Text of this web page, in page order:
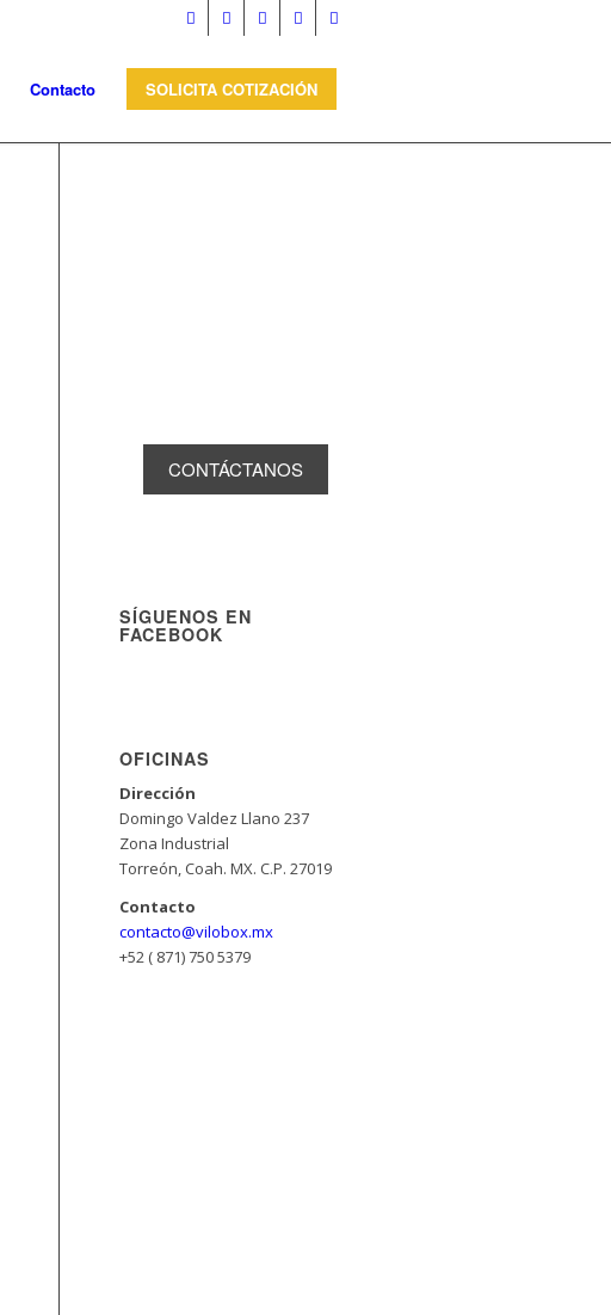
Contacto SOLICITA COTIZACIÓN
CONTÁCTANOS
SÍGUENOS EN
FACEBOOK
OFICINAS
Dirección
Domingo Valdez Llano 237
Zona Industrial
Torreón, Coah. MX. C.P. 27019
Contacto
contacto@vilobox.mx
+52 ( 871) 750 5379